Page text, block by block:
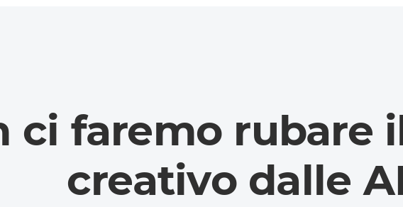
ci faremo rubare
creativo dalle